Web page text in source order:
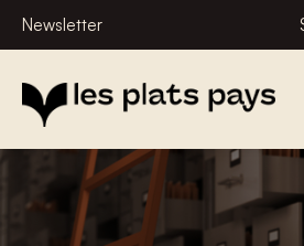
Newsletter